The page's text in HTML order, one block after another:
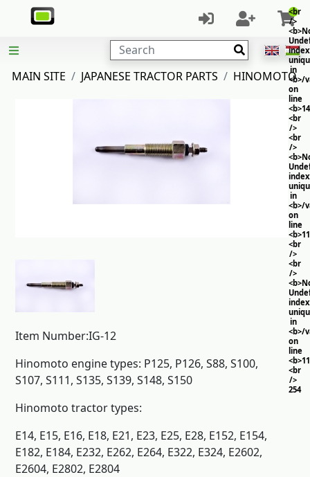
<br
/>
in
<b>/
on
line
<br
/>
<br
/>
in
<b>/
on
line
<br
/>
<br
/>
in
<b>/
on
line
<br
/>
254
Search
MAIN SITE
JAPANESE TRACTOR PARTS HINOMOTO
Item Number:IG-12
Hinomoto engine types: P125, P126, S88, S100,
S107, S111, S135, S139, S148, S150
Hinomoto tractor types:
E14, E15, E16, E18, E21, E23, E25, E28, E152, E154,
E182, E184, E232, E262, E264, E322, E324, E2602,
E2604, E2802, E2804